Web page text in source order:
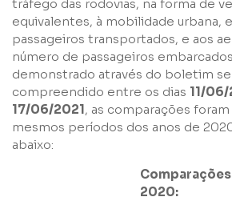
tráfego das rodovias, na forma de
equivalentes, à mobilidade urbana,
passageiros transportados, e aos
número de passageiros
demonstrado através do boletim
compreendido entre os dias 11/06/
17/06/2021, as comparações
mesmos períodos dos anos de
abaixo:
2020: